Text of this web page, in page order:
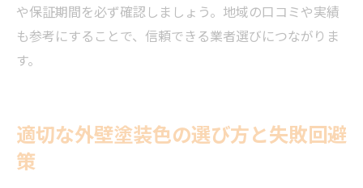
や保証期間を必ず確認しましょう。地域の口コミや実績
も参考にすることで、信頼できる業者選びにつながりま
す。
適切な外壁塗装色の選び方と失敗回避
策